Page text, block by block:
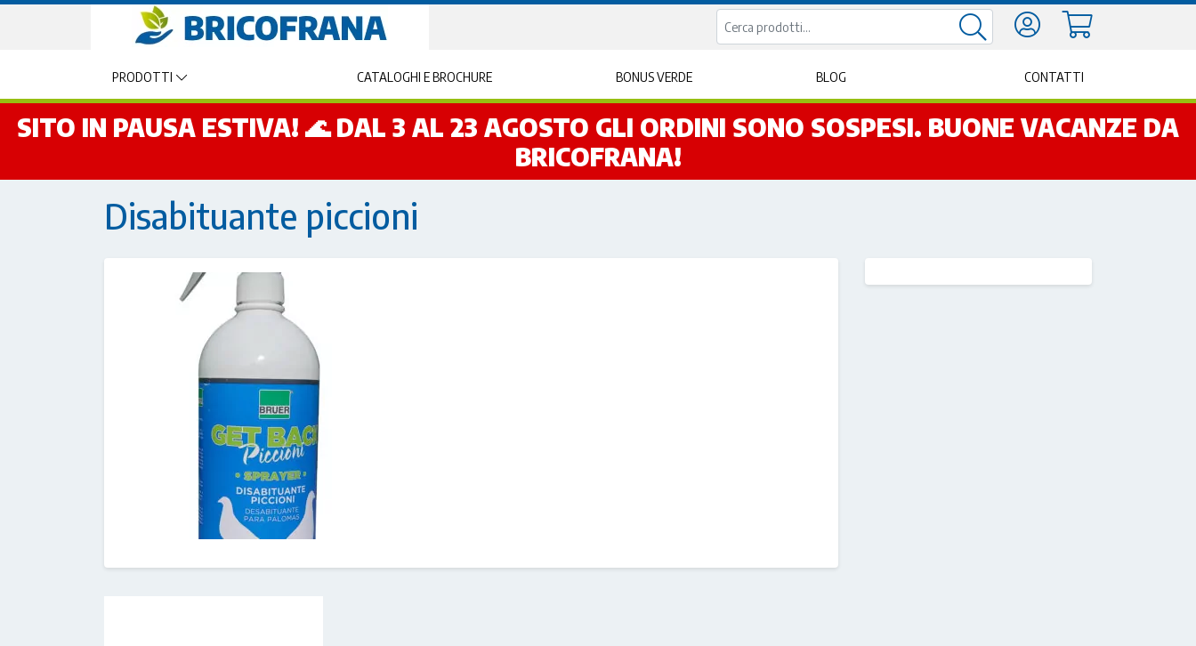
PRODOTTI CATALOGHI E BROCHURE BONUS VERDE BLOG CONTATTI
SITO IN PAUSA ESTIVA! 🌊 DAL 3 AL 23 AGOSTO GLI ORDINI SONO SOSPESI. BUONE VACANZE DA
BRICOFRANA!
Disabituante piccioni